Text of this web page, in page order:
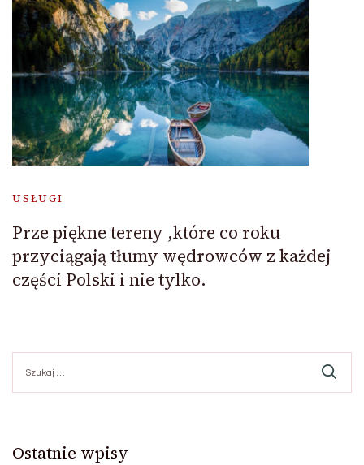
USŁUGI
Prze piękne tereny ,które co roku
przyciągają tłumy wędrowców z każdej
części Polski i nie tylko.
Ostatnie wpisy